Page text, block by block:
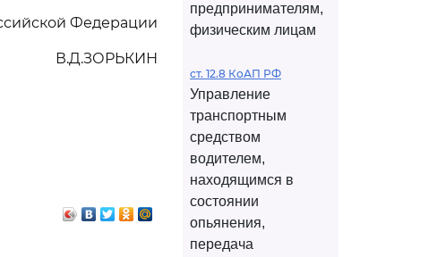
Федерации
В.Д.ЗОРЬКИН
предпринимателям,
физическим лицам
ст. 12.8 КоАП РФ
Управление
транспортным
средством
водителем,
находящимся в
состоянии
опьянения,
передача